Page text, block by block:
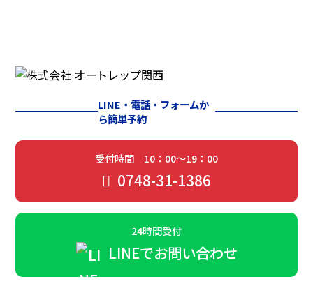
LINE・電話・フォームか
ら簡単予約
受付時間 10：00～19：00
0748-31-1386
24時間受付
LINEでお問い合わせ